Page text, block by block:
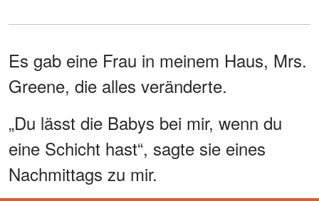
Es gab eine Frau in meinem Haus, Mrs.
Greene, die alles veränderte.
„Du lässt die Babys bei mir, wenn du
eine Schicht hast“, sagte sie eines
Nachmittags zu mir.